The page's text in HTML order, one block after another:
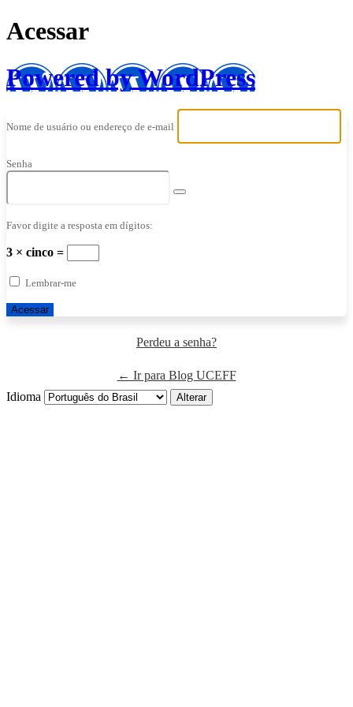
Acessar
Powered by WordPress
Nome de usuário ou endereço de e-mail
Senha
Favor digite a resposta em dígitos:
3 × cinco =
Lembrar-me
Perdeu a senha?
← Ir para Blog UCEFF
Idioma